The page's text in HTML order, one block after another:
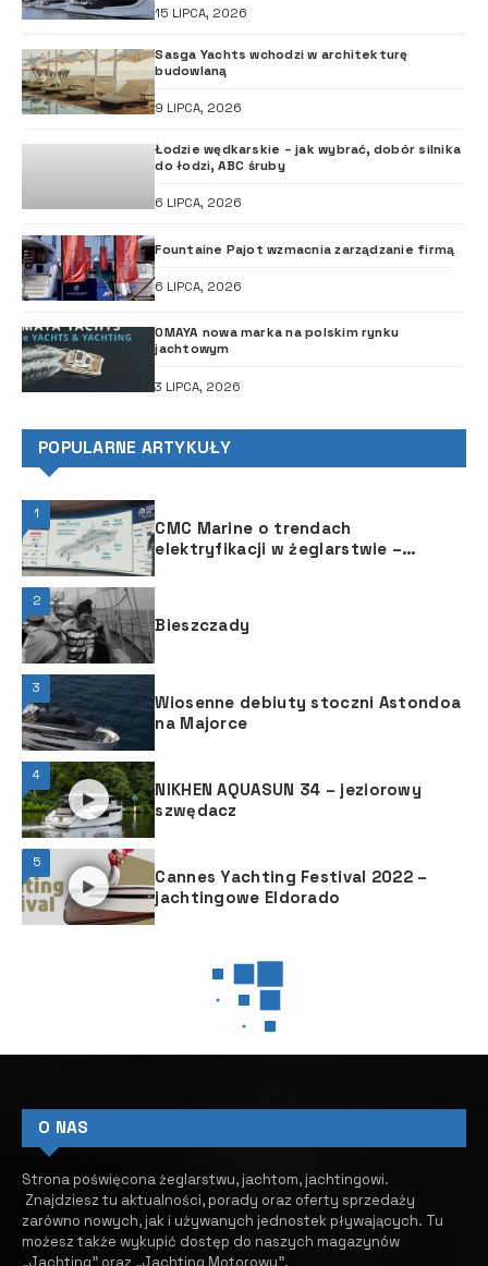
15 LIPCA, 2026
Sasga Yachts wchodzi w architekturę
budowlaną
9 LIPCA, 2026
Łodzie wędkarskie – jak wybrać, dobór silnika
do łodzi, ABC śruby
6 LIPCA, 2026
Fountaine Pajot wzmacnia zarządzanie firmą
6 LIPCA, 2026
OMAYA nowa marka na polskim rynku
jachtowym
3 LIPCA, 2026
POPULARNE ARTYKUŁY
1
CMC Marine o trendach
elektryfikacji w żeglarstwie –
2
Bieszczady
3
Wiosenne debiuty stoczni Astondoa
na Majorce
4
NIKHEN AQUASUN 34 – jeziorowy
szwędacz
5
Cannes Yachting Festival 2022 –
jachtingowe Eldorado
28 MARCA, 2023